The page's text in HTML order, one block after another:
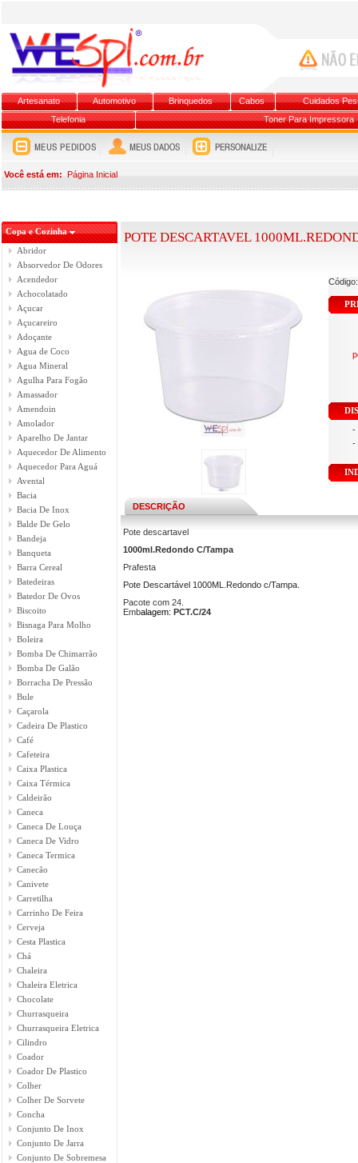
Artesanato Automotivo Brinquedos Cabos
Cuidados
Telefonia
Toner Para Impressora
Você está em: Página Inicial
Copa e Cozinha
Abridor
Absorvedor De Odores
Acendedor
Achocolatado
Açucar
Açucareiro
Adoçante
Agua de Coco
Agua Mineral
Agulha Para Fogão
Amassador
Amendoin
Amolador
Aparelho De Jantar
Aquecedor De Alimento
Aquecedor Para Aguá
Avental
Bacia
Bacia De Inox
Balde De Gelo
Bandeja
Banqueta
Barra Cereal
Batedeiras
Batedor De Ovos
Biscoito
Bisnaga Para Molho
Boleira
Bomba De Chimarrão
Bomba De Galão
Borracha De Pressão
Bule
Caçarola
Cadeira De Plastico
Café
Cafeteira
Caixa Plastica
Caixa Térmica
Caldeirão
Caneca
Caneca De Louça
Caneca De Vidro
Caneca Termica
Canecão
Canivete
Carretilha
Carrinho De Feira
Cerveja
Cesta Plastica
Chá
Chaleira
Chaleira Eletrica
Chocolate
Churrasqueira
Churrasqueira Eletrica
Cilindro
Coador
Coador De Plastico
Colher
Colher De Sorvete
Concha
Conjunto De Inox
Conjunto De Jarra
Conjunto De Sobremesa
POTE DESCARTAVEL
-
-
DESCRIÇÃO
Pote descartavel
1000ml.Redondo C/Tampa
Prafesta
Pote Descartável 1000ML.Redondo c/Tampa.
Pacote com 24.
Embalagem: PCT.C/24